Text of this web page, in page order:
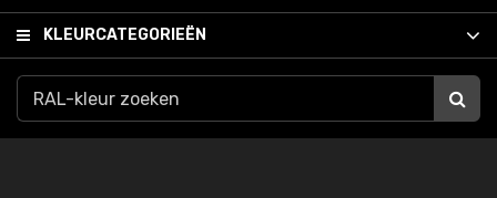
KLEURCATEGORIEËN